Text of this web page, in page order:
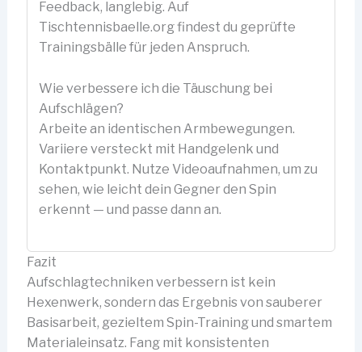
Feedback, langlebig. Auf
Tischtennisbaelle.org findest du geprüfte
Trainingsbälle für jeden Anspruch.
Wie verbessere ich die Täuschung bei
Aufschlägen?
Arbeite an identischen Armbewegungen.
Variiere versteckt mit Handgelenk und
Kontaktpunkt. Nutze Videoaufnahmen, um zu
sehen, wie leicht dein Gegner den Spin
erkennt — und passe dann an.
Fazit
Aufschlagtechniken verbessern ist kein
Hexenwerk, sondern das Ergebnis von sauberer
Basisarbeit, gezieltem Spin-Training und smartem
Materialeinsatz. Fang mit konsistenten